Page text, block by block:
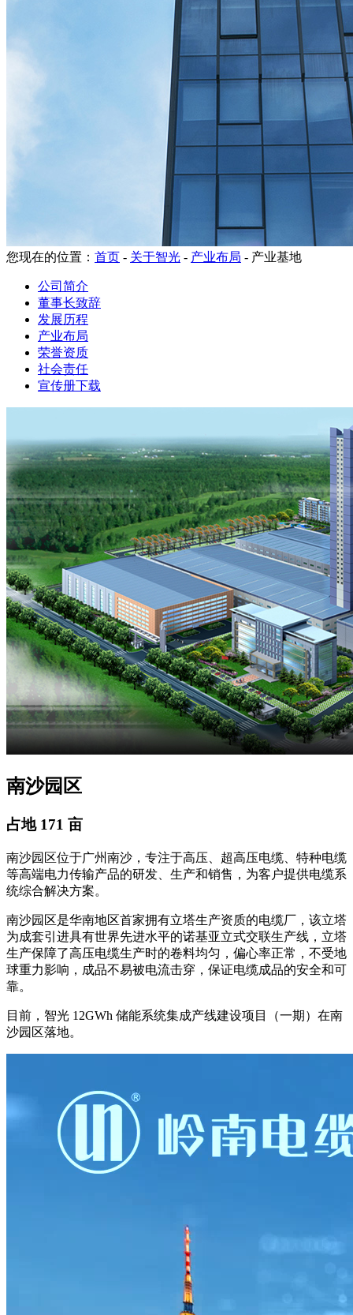
您现在的位置： 首页 - 关于智光 - 产业布局 - 产业基地
公司简介
董事长致辞
发展历程
产业布局
荣誉资质
社会责任
宣传册下载
南沙园区
占地 171 亩
南沙园区位于广州南沙，专注于高压、超高压电缆、特种电缆
等高端电力传输产品的研发、生产和销售，为客户提供电缆系
统综合解决方案。
南沙园区是华南地区首家拥有立塔生产资质的电缆厂，该立塔
为成套引进具有世界先进水平的诺基亚立式交联生产线，立塔
生产保障了高压电缆生产时的卷料均匀，偏心率正常，不受地
球重力影响，成品不易被电流击穿，保证电缆成品的安全和可
靠。
目前，智光 12GWh 储能系统集成产线建设项目（一期）在南
沙园区落地。